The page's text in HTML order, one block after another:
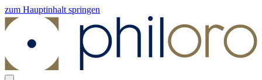
zum Hauptinhalt springen